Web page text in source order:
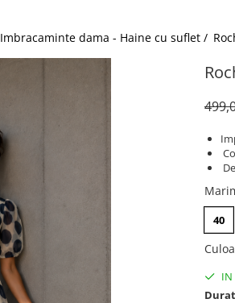
Imbracaminte dama - Haine cu suflet /
40
IN